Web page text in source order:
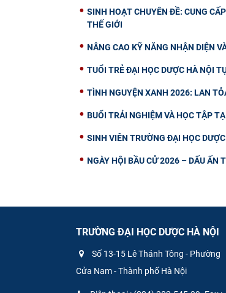
SINH HOẠT CHUYÊN ĐỀ: CUNG
THẾ GIỚI
NÂNG CAO KỸ NĂNG NHẬN DIỆN
TUỔI TRẺ ĐẠI HỌC DƯỢC HÀ NỘI
TÌNH NGUYỆN XANH 2026: LAN
BUỔI TRẢI NGHIỆM VÀ HỌC TẬP
SINH VIÊN TRƯỜNG ĐẠI HỌC
NGÀY HỘI BẦU CỬ 2026 – DẤU ẤN
TRƯỜNG ĐẠI HỌC DƯỢC HÀ NỘI
Số 13-15 Lê Thánh Tông - Phường
Cửa Nam - Thành phố Hà Nội